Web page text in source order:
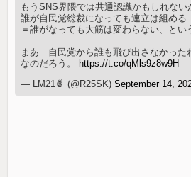
もうSNS界隈では共通認識かもしれない
誰が自民党総裁になっても連立は組める
＝誰がなっても大筋は変わらない、とい
まあ…自民党から誰も飛び出さなかった
なのだろう。 https://t.co/qMls9z8w9H
— LM21🍍 (@R25SK)September 14,